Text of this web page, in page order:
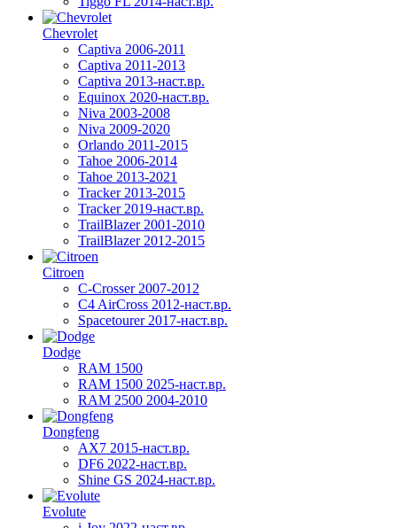
Chevrolet
Captiva 2006-2011
Captiva 2011-2013
Captiva 2013-наст.вр.
Equinox 2020-наст.вр.
Niva 2003-2008
Niva 2009-2020
Orlando 2011-2015
Tahoe 2006-2014
Tahoe 2013-2021
Tracker 2013-2015
Tracker 2019-наст.вр.
TrailBlazer 2001-2010
TrailBlazer 2012-2015
Citroen
C-Crosser 2007-2012
C4 AirCross 2012-наст.вр.
Spacetourer 2017-наст.вр.
Dodge
RAM 1500
RAM 1500 2025-наст.вр.
RAM 2500 2004-2010
Dongfeng
AX7 2015-наст.вр.
DF6 2022-наст.вр.
Shine GS 2024-наст.вр.
Evolute